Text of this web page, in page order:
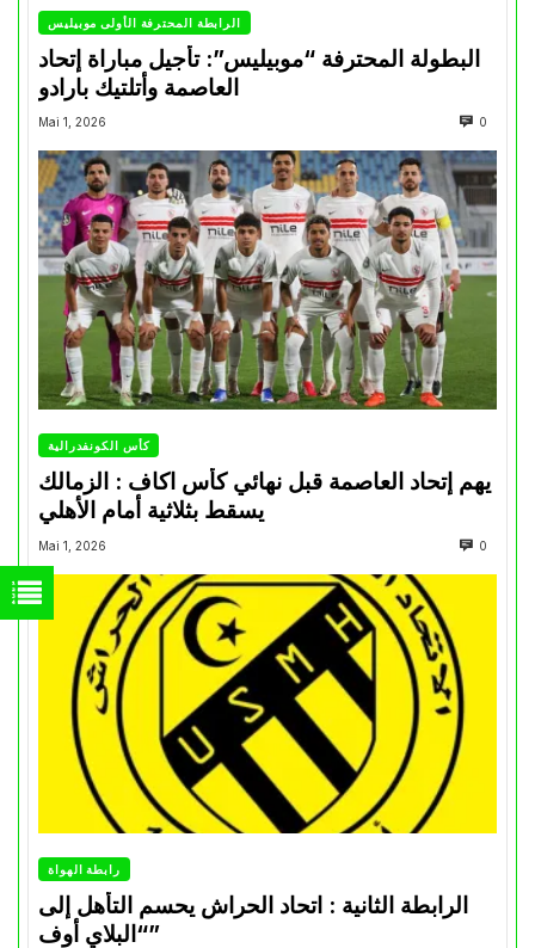
الرابطة المحترفة الأولى موبيليس
البطولة المحترفة “موبيليس”: تأجيل مباراة إتحاد
العاصمة وأتلتيك بارادو
Mai 1, 2026 0
كأس الكونفدرالية
يهم إتحاد العاصمة قبل نهائي كأس اكاف : الزمالك
Mai 1, 2026 0
رابطة الهواة
الرابطة الثانية : اتحاد الحراش يحسم التأهل إلى
“البلاي أوف”